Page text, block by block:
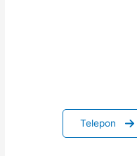
Telepon